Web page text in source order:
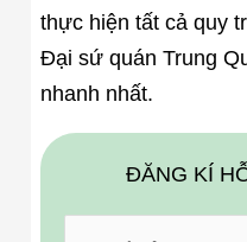
thực hiện tất cả quy
Đại sứ quán Trung
nhanh nhất.
ĐĂNG KÍ